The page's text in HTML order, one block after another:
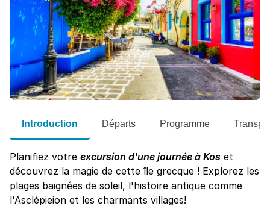
Introduction Départs Programme
Planifiez votre excursion d'une journée à Kos et
découvrez la magie de cette île grecque ! Explorez les
plages baignées de soleil, l'histoire antique comme
l'Asclépieion et les charmants villages!